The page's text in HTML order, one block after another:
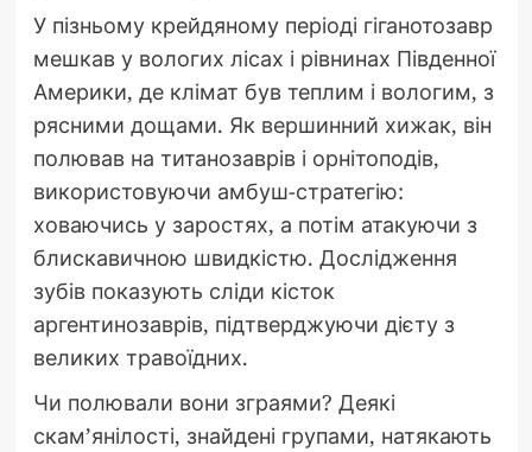
У пізньому крейдяному періоді гіганотозавр
мешкав у вологих лісах і рівнинах Південної
Америки, де клімат був теплим і вологим, з
рясними дощами. Як вершинний хижак, він
полював на титанозаврів і орнітоподів,
використовуючи амбуш-стратегію:
ховаючись у заростях, а потім атакуючи з
блискавичною швидкістю. Дослідження
зубів показують сліди кісток
аргентинозаврів, підтверджуючи дієту з
великих травоїдних.
Чи полювали вони зграями? Деякі
скам’янілості, знайдені групами, натякають